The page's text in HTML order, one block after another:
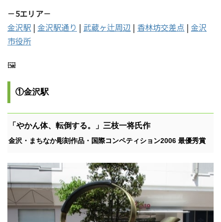
－5エリア－
金沢駅 | 金沢駅通り | 武蔵ヶ辻周辺 | 香林坊交差点 | 金沢
市役所
🖼
①金沢駅
「やかん体、転倒する。」三枝一将氏作
金沢・まちなか彫刻作品・国際コンペティション2006 最優秀賞